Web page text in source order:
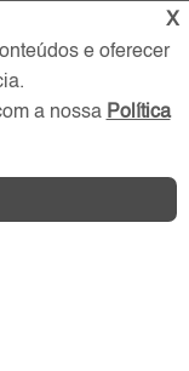
Contatar
X
e oferecer
a nossa Política